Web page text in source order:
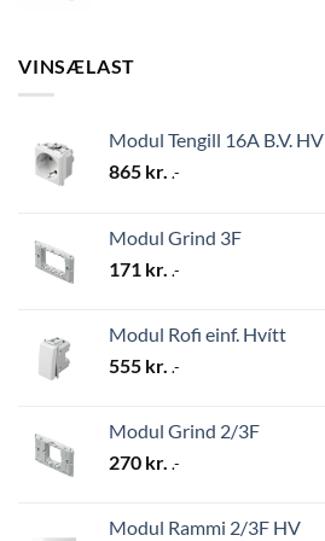
VINSÆLAST
Modul Tengill 16A B.V. HV
865 kr. .-
Modul Grind 3F
171 kr. .-
Modul Rofi einf. Hvítt
555 kr. .-
Modul Grind 2/3F
270 kr. .-
Modul Rammi 2/3F HV